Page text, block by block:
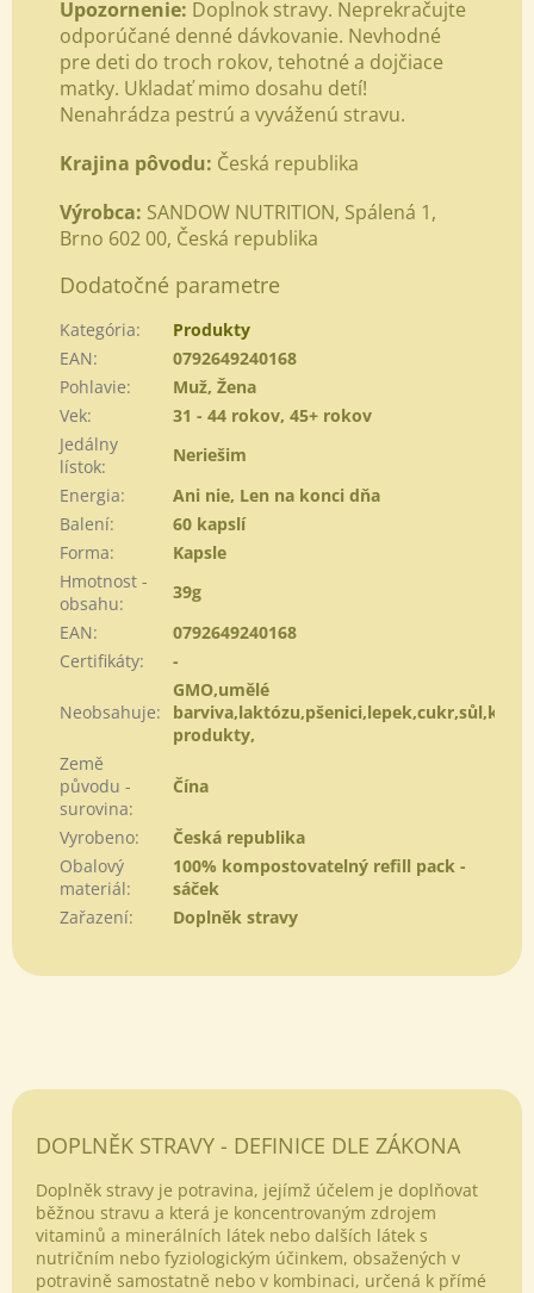
Upozornenie: Doplnok stravy. Neprekračujte
odporúčané denné dávkovanie. Nevhodné
pre deti do troch rokov, tehotné a dojčiace
matky. Ukladať mimo dosahu detí!
Nenahrádza pestrú a vyváženú stravu.
Krajina pôvodu: Česká republika
Výrobca: SANDOW NUTRITION, Spálená 1,
Brno 602 00, Česká republika
Dodatočné parametre
Kategória:
Produkty
EAN:
0792649240168
Pohlavie:
Muž, Žena
Vek:
31 - 44 rokov, 45+ rokov
Jedálny
lístok:
Neriešim
Energia:
Ani nie, Len na konci dňa
Balení:
60 kapslí
Forma:
Kapsle
Hmotnost -
obsahu:
39g
EAN:
0792649240168
Certifikáty: -
Neobsahuje:
GMO,umělé
produkty,
Země
původu -
surovina:
Čína
Vyrobeno:
Česká republika
Obalový
materiál:
100% kompostovatelný refill pack -
sáček
Zařazení: Doplněk stravy
DOPLNĚK STRAVY - DEFINICE DLE ZÁKONA
Doplněk stravy je potravina, jejímž účelem je doplňovat
běžnou stravu a která je koncentrovaným zdrojem
vitaminů a minerálních látek nebo dalších látek s
nutričním nebo fyziologickým účinkem, obsažených v
potravině samostatně nebo v kombinaci, určená k přímé